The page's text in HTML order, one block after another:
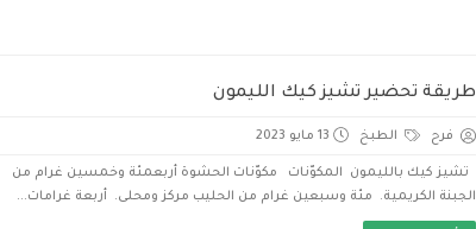
طريقة تحضير تشيز كيك الليمون
فرح الطبخ 13 مايو 2023
تشيز كيك بالليمون المكوّنات مكوّنات الحشوة أربعمئة وخمسين غرام من
الجبنة الكريمية. مئة وسبعين غرام من الحليب مركز ومحلى. أربعة غرامات...